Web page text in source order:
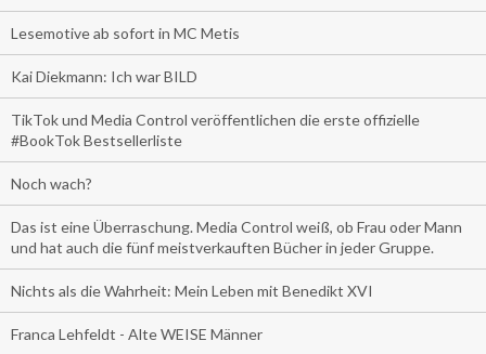
Lesemotive ab sofort in MC Metis
Kai Diekmann: Ich war BILD
TikTok und Media Control veröffentlichen die erste offizielle
#BookTok Bestsellerliste
Noch wach?
Das ist eine Überraschung. Media Control weiß, ob Frau oder Mann
und hat auch die fünf meistverkauften Bücher in jeder Gruppe.
Nichts als die Wahrheit: Mein Leben mit Benedikt XVI
Franca Lehfeldt - Alte WEISE Männer